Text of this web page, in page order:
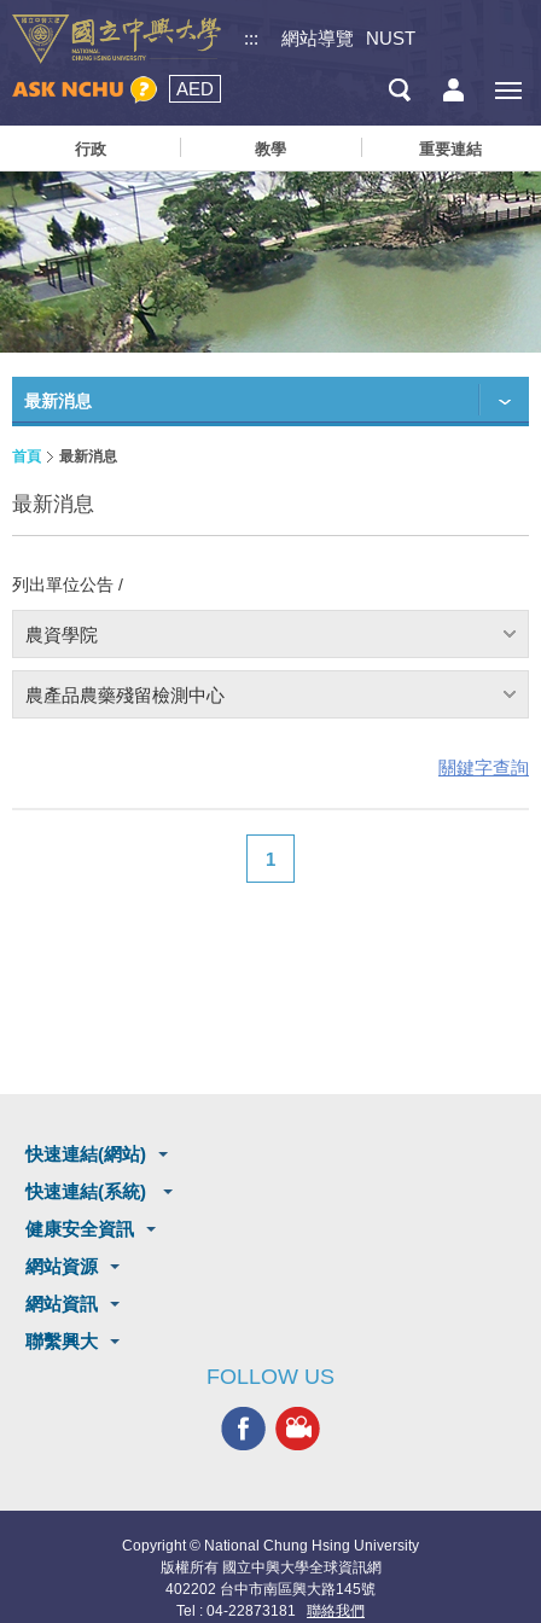
::: 網站導覽 NUST
AED
行政 教學 重要連結
最新消息
首頁 最新消息
最新消息
列出單位公告 /
農資學院
農產品農藥殘留檢測中心
關鍵字查詢
1
快速連結(網站)
快速連結(系統)
健康安全資訊
網站資源
網站資訊
聯繫興大
FOLLOW US
Copyright © National Chung Hsing University
版權所有 國立中興大學全球資訊網
402202 台中市南區興大路145號
Tel : 04-22873181 聯絡我們